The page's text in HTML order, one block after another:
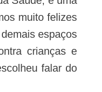
muito felizes
espaços
crianças e
falar do